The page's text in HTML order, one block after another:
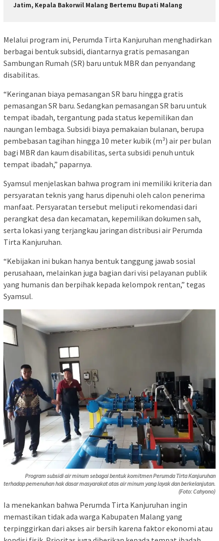
Jatim, Kepala Bakorwil Malang Bertemu Bupati Malang
Melalui program ini, Perumda Tirta Kanjuruhan menghadirkan
berbagai bentuk subsidi, diantarnya gratis pemasangan
Sambungan Rumah (SR) baru untuk MBR dan penyandang
disabilitas.
“Keringanan biaya pemasangan SR baru hingga gratis
pemasangan SR baru. Sedangkan pemasangan SR baru untuk
tempat ibadah, tergantung pada status kepemilikan dan
naungan lembaga. Subsidi biaya pemakaian bulanan, berupa
pembebasan tagihan hingga 10 meter kubik (m³) air per bulan
bagi MBR dan kaum disabilitas, serta subsidi penuh untuk
tempat ibadah,” paparnya.
Syamsul menjelaskan bahwa program ini memiliki kriteria dan
persyaratan teknis yang harus dipenuhi oleh calon penerima
manfaat. Persyaratan tersebut meliputi rekomendasi dari
perangkat desa dan kecamatan, kepemilikan dokumen sah,
serta lokasi yang terjangkau jaringan distribusi air Perumda
Tirta Kanjuruhan.
“Kebijakan ini bukan hanya bentuk tanggung jawab sosial
perusahaan, melainkan juga bagian dari visi pelayanan publik
yang humanis dan berpihak kepada kelompok rentan,” tegas
Syamsul.
Program subsidi air minum sebagai bentuk komitmen Perumda Tirta Kanjuruhan
terhadap pemenuhan hak dasar masyarakat atas air minum yang layak dan berkelanjutan.
(Foto: Cahyono)
Ia menekankan bahwa Perumda Tirta Kanjuruhan ingin
memastikan tidak ada warga Kabupaten Malang yang
terpinggirkan dari akses air bersih karena faktor ekonomi atau